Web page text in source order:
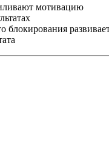
мотивацию
развивает